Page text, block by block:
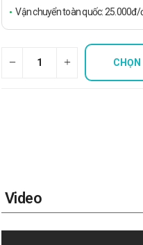
Vận chuyển toàn quốc:
Video